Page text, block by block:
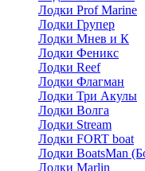
Лодки Prof Marine
Лодки Групер
Лодки Мнев и К
Лодки Феникс
Лодки Reef
Лодки Флагман
Лодки Три Акулы
Лодки Волга
Лодки Stream
Лодки FORT boat
Лодки BoatsMan
Лодки Marlin